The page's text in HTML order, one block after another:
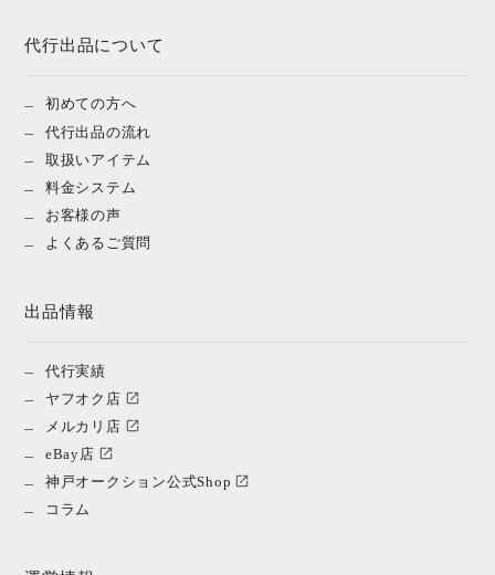
代行出品について
初めての方へ
代行出品の流れ
取扱いアイテム
料金システム
お客様の声
よくあるご質問
出品情報
代行実績
ヤフオク店
メルカリ店
eBay店
神戸オークション公式Shop
コラム